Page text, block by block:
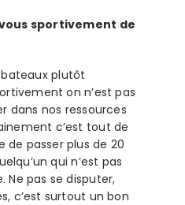
sportivement de
plutôt
on n’est pas
dans nos ressources
c’est tout de
passer plus de 20
qui n’est pas
pas se disputer,
c’est surtout un bon